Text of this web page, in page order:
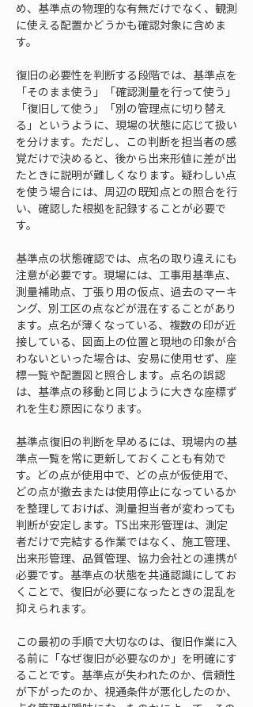
め、基準点の物理的な有無だけでなく、観測
に使える配置かどうかも確認対象に含めま
す。
復旧の必要性を判断する段階では、基準点を
「そのまま使う」「確認測量を行って使う」
「復旧して使う」「別の管理点に切り替え
る」というように、現場の状態に応じて扱い
を分けます。ただし、この判断を担当者の感
覚だけで決めると、後から出来形値に差が出
たときに説明が難しくなります。疑わしい点
を使う場合には、周辺の既知点との照合を行
い、確認した根拠を記録することが必要で
す。
基準点の状態確認では、点名の取り違えにも
注意が必要です。現場には、工事用基準点、
測量補助点、丁張り用の仮点、過去のマーキ
ング、別工区の点などが混在することがあり
ます。点名が薄くなっている、複数の印が近
接している、図面上の位置と現地の印象が合
わないといった場合は、安易に使用せず、座
標一覧や配置図と照合します。点名の誤認
は、基準点の移動と同じように大きな座標ず
れを生む原因になります。
基準点復旧の判断を早めるには、現場内の基
準点一覧を常に更新しておくことも有効で
す。どの点が使用中で、どの点が仮使用で、
どの点が撤去または使用停止になっているか
を整理しておけば、測量担当者が変わっても
判断が安定します。TS出来形管理は、測定
者だけで完結する作業ではなく、施工管理、
出来形管理、品質管理、協力会社との連携が
必要です。基準点の状態を共通認識にしてお
くことで、復旧が必要になったときの混乱を
抑えられます。
この最初の手順で大切なのは、復旧作業に入
る前に「なぜ復旧が必要なのか」を明確にす
ることです。基準点が失われたのか、信頼性
が下がったのか、視通条件が悪化したのか、